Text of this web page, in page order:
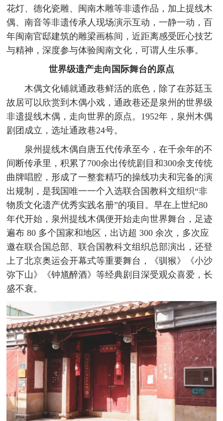
花灯、德化瓷雕、闽南木雕等非遗作品，加上提线木
偶、南音等非遗传承人现场演示互动，一静一动，百
年闽南官邸建筑的雕梁画栋间，近距离感受匠心技艺
与精神，深度参与体验闽南文化，可谓人生乐事。
世界级遗产走向国际舞台的原点
木偶文化铺就通政巷鲜活的底色，除了在苏廷玉
故居可以欣赏到木偶小戏，通政巷还是泉州的世界级
非遗提线木偶，走向世界的原点。1952年，泉州木偶
剧团成立，选址通政巷24号。
泉州提线木偶自唐五代传承至今，在千余年的不
间断传承里，积累了700余出传统剧目和300余支传统
曲牌唱腔，形成了一整套精巧的操线功夫和完备的演
出规制，是我国唯一一个入选联合国教科文组织“非
物质文化遗产优秀实践名册”的项目。早在上世纪80
年代开始，泉州提线木偶便开始走向世界舞台，足迹
遍布 80 多个国家和地区，出访超 300 余次，多次应
邀在联合国总部、联合国教科文组织总部演出，还登
上了北京奥运会开幕式等重要舞台，《驯猴》《小沙
弥下山》《钟馗醉酒》等经典剧目深受观众喜爱，长
盛不衰。